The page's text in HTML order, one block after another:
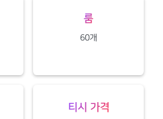
룸
60개
티시 가격